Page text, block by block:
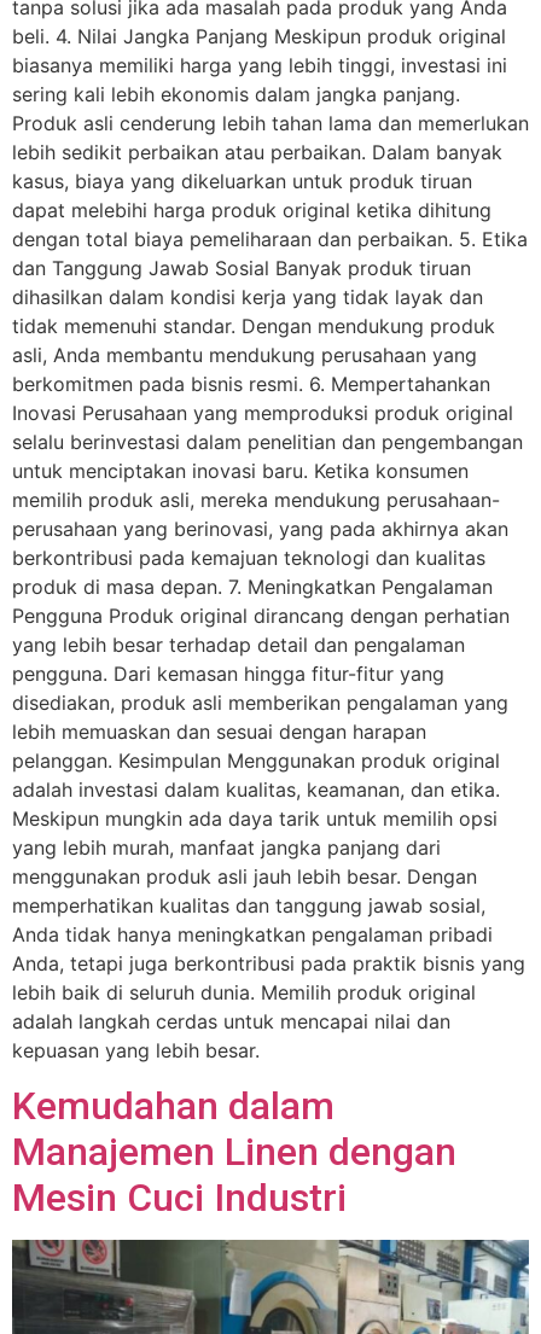
tanpa solusi jika ada masalah pada produk yang Anda
beli. 4. Nilai Jangka Panjang Meskipun produk original
biasanya memiliki harga yang lebih tinggi, investasi ini
sering kali lebih ekonomis dalam jangka panjang.
Produk asli cenderung lebih tahan lama dan memerlukan
lebih sedikit perbaikan atau perbaikan. Dalam banyak
kasus, biaya yang dikeluarkan untuk produk tiruan
dapat melebihi harga produk original ketika dihitung
dengan total biaya pemeliharaan dan perbaikan. 5. Etika
dan Tanggung Jawab Sosial Banyak produk tiruan
dihasilkan dalam kondisi kerja yang tidak layak dan
tidak memenuhi standar. Dengan mendukung produk
asli, Anda membantu mendukung perusahaan yang
berkomitmen pada bisnis resmi. 6. Mempertahankan
Inovasi Perusahaan yang memproduksi produk original
selalu berinvestasi dalam penelitian dan pengembangan
untuk menciptakan inovasi baru. Ketika konsumen
memilih produk asli, mereka mendukung perusahaan-
perusahaan yang berinovasi, yang pada akhirnya akan
berkontribusi pada kemajuan teknologi dan kualitas
produk di masa depan. 7. Meningkatkan Pengalaman
Pengguna Produk original dirancang dengan perhatian
yang lebih besar terhadap detail dan pengalaman
pengguna. Dari kemasan hingga fitur-fitur yang
disediakan, produk asli memberikan pengalaman yang
lebih memuaskan dan sesuai dengan harapan
pelanggan. Kesimpulan Menggunakan produk original
adalah investasi dalam kualitas, keamanan, dan etika.
Meskipun mungkin ada daya tarik untuk memilih opsi
yang lebih murah, manfaat jangka panjang dari
menggunakan produk asli jauh lebih besar. Dengan
memperhatikan kualitas dan tanggung jawab sosial,
Anda tidak hanya meningkatkan pengalaman pribadi
Anda, tetapi juga berkontribusi pada praktik bisnis yang
lebih baik di seluruh dunia. Memilih produk original
adalah langkah cerdas untuk mencapai nilai dan
kepuasan yang lebih besar.
Kemudahan dalam
Manajemen Linen dengan
Mesin Cuci Industri